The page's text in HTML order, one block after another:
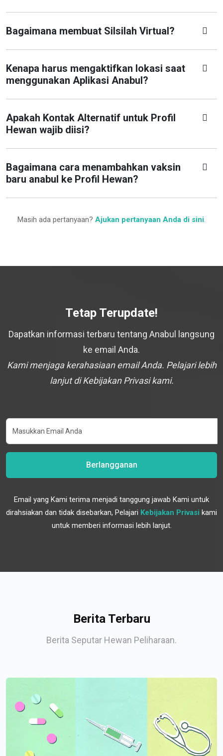
Bagaimana membuat Silsilah Virtual?
Kenapa harus mengaktifkan lokasi saat
menggunakan Aplikasi Anabul?
Apakah Kontak Alternatif untuk Profil
Hewan wajib diisi?
Bagaimana cara menambahkan vaksin
baru anabul ke Profil Hewan?
Masih ada pertanyaan? Ajukan pertanyaan Anda di sini.
Tetap Terupdate!
Dapatkan informasi terbaru tentang Anabul langsung
ke email Anda.
Kami menjaga kerahasiaan email Anda. Pelajari lebih
lanjut di Kebijakan Privasi kami.
Berlangganan
Email yang Kami terima menjadi tanggung jawab Kami untuk
dirahsiakan dan tidak disebarkan, Pelajari Kebijakan Privasi kami
untuk memberi informasi lebih lanjut.
Berita Terbaru
Berita Seputar Hewan Peliharaan.